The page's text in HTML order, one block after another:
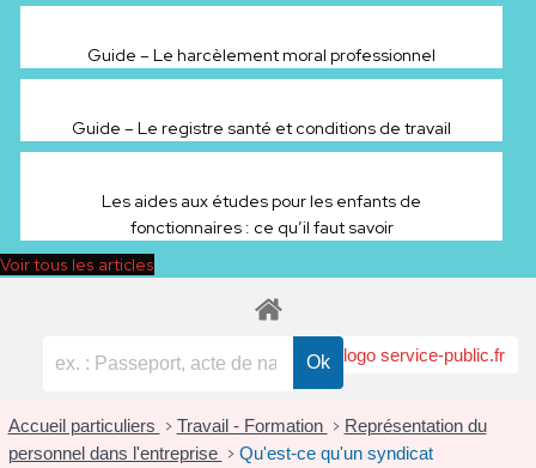
Guide – Le harcèlement moral professionnel
Guide – Le registre santé et conditions de travail
Les aides aux études pour les enfants de
fonctionnaires : ce qu’il faut savoir
Voir tous les articles
Accueil particuliers > Travail - Formation > Représentation du
personnel dans l'entreprise > Qu'est-ce qu'un syndicat